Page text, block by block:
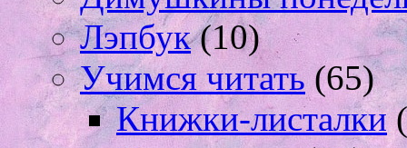
Лэпбук(10)
Учимся читать(65)
Книжки-листалки